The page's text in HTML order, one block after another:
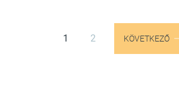
1 2 KÖVETKEZŐ